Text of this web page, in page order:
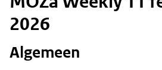
2026
Algemeen